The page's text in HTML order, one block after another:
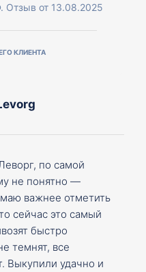
Отзыв от 13.08.2025
КЛИЕНТА
по самой
не понятно —
важнее отметить
сейчас это самый
быстро
темнят, все
Выкупили удачно и